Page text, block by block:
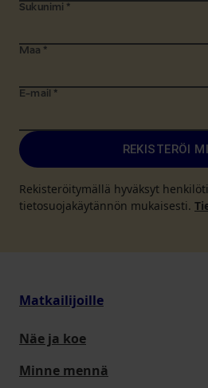
Sukunimi *
Maa *
E-mail *
REKISTERÖI
Rekisteröitymällä hyväksyt
tietosuojakäytännön mukaisesti.
Matkailijoille
Näe ja koe
Minne mennä